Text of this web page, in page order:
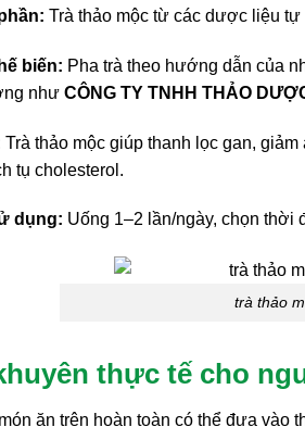
Trà thảo mộc từ các dược liệu
biến: Pha trà theo hướng dẫn của
như CÔNG TY TNHH THẢO
Trà thảo mộc giúp thanh lọc gan,
tụ cholesterol.
dụng: Uống 1–2 lần/ngày, chọn thời
trà thảo
thực tế cho
ăn trên hoàn toàn có thể đưa vào